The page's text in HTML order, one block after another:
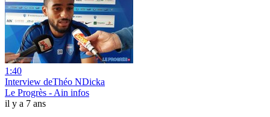
1:40
Interview deThéo NDicka
Le Progrès - Ain infos
il y a 7 ans